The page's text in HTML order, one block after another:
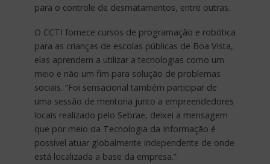
para o controle de desmatamentos, entre outras.
O CCTI fornece cursos de programação e robótica
para as crianças de escolas públicas de Boa Vista,
elas aprendem a utilizar a tecnologias como um
meio e não um fim para solução de problemas
sociais. “Foi sensacional também participar de
uma sessão de mentoria junto a empreendedores
locais realizado pelo Sebrae, deixei a mensagem
que por meio da Tecnologia da Informação é
possível atuar globalmente independente de onde
está localizada a base da empresa.”